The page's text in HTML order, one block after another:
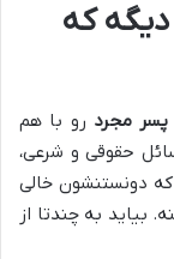
که
پسر مجرد رو با هم
حقوقی و شرعی،
دونستنشون خالی
بیاید به چندتا از